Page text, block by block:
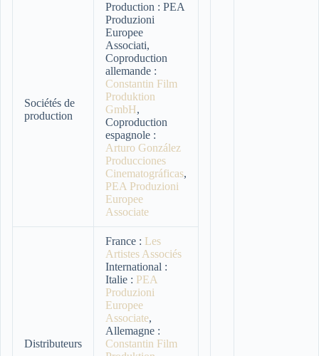
Sociétés de
production
Production : PEA
Produzioni
Europee
Associati,
Coproduction
allemande :
Constantin Film
Produktion
GmbH,
Coproduction
espagnole :
Arturo González
Producciones
Cinematográficas,
PEA Produzioni
Europee
Associate
Distributeurs
France : Les
Artistes Associés
International :
Italie : PEA
Produzioni
Europee
Associate,
Allemagne :
Constantin Film